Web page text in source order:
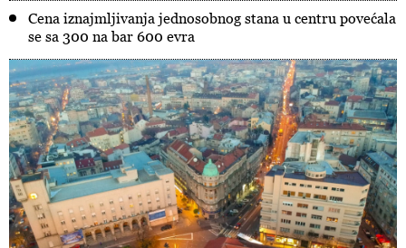
Cena iznajmljivanja jednosobnog stana u centru povećala
se sa 300 na bar 600 evra